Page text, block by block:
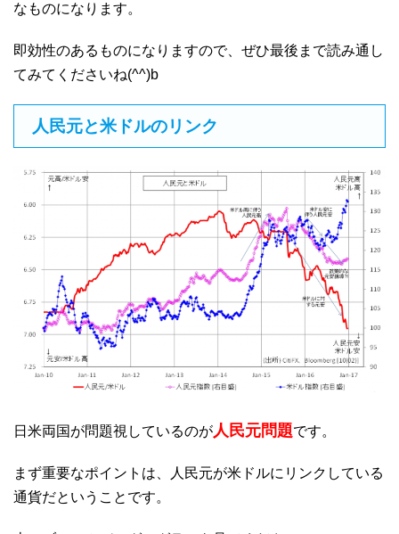
なものになります。
即効性のあるものになりますので、ぜひ最後まで読み通し
てみてくださいね(^^)b
人民元と米ドルのリンク
日米両国が問題視しているのが人民元問題です。
まず重要なポイントは、人民元が米ドルにリンクしている
通貨だということです。